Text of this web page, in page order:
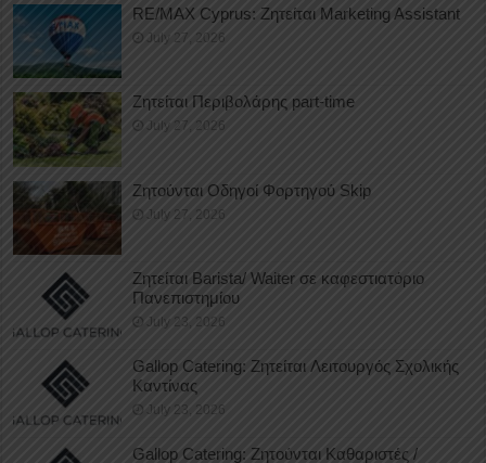
RE/MAX Cyprus: Ζητείται Marketing Assistant
July 27, 2026
Ζητείται Περιβολάρης part-time
July 27, 2026
Ζητούνται Οδηγοί Φορτηγού Skip
July 27, 2026
Ζητείται Barista/ Waiter σε καφεστιατόριο
Πανεπιστημίου
July 23, 2026
Gallop Catering: Ζητείται Λειτουργός Σχολικής
Καντίνας
July 23, 2026
Gallop Catering: Ζητούνται Καθαριστές /